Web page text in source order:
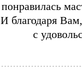
понравилась
И благодаря
с